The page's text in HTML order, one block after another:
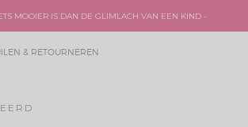
MOOIER IS DAN DE GLIMLACH VAN EEN KIND -
& RETOURNEREN